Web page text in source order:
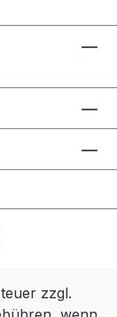
zzgl.